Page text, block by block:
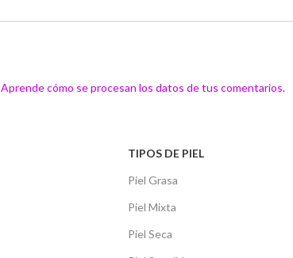
Aprende cómo se procesan los datos de tus comentarios.
TIPOS DE PIEL
Piel Grasa
Piel Mixta
Piel Seca